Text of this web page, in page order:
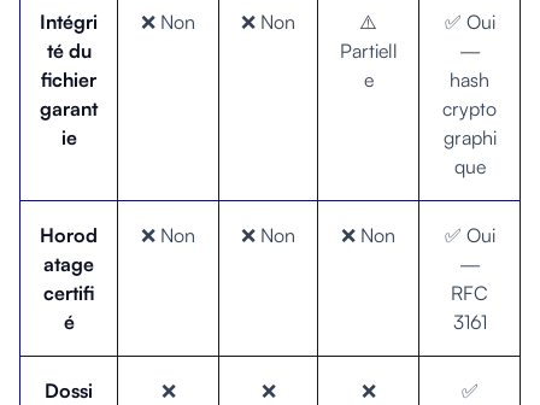
Intégri
té du
fichier
garant
ie
❌ Non ❌ Non
⚠️
Partiell
e
✅ Oui
—
hash
crypto
graphi
que
Horod
atage
certifi
é
❌ Non ❌ Non ❌ Non
✅ Oui
—
RFC
3161
Dossi
❌
❌
❌
✅